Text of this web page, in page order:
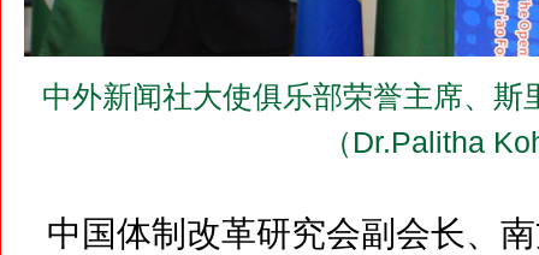
中外新闻社大使俱乐部荣誉主席、斯
（Dr.Palitha
中国体制改革研究会副会长、